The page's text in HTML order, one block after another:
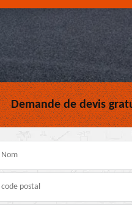
Demande de devis